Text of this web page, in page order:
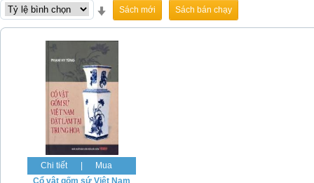
Sách mới Sách bán chạy
Chi tiết
Mua
Cổ vật gốm sứ Việt Nam